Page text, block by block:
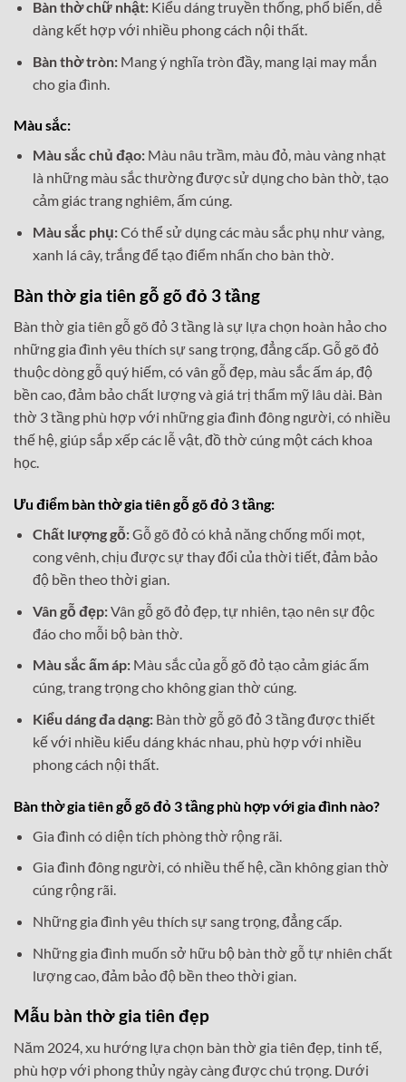
Bàn thờ chữ nhật:Kiểu dáng truyền thống, phổ biến, dễ
dàng kết hợp với nhiều phong cách nội thất.
Bàn thờ tròn:Mang ý nghĩa tròn đầy, mang lại may mắn
cho gia đình.
Màu sắc:
Màu sắc chủ đạo:Màu nâu trầm, màu đỏ, màu vàng nhạt
là những màu sắc thường được sử dụng cho bàn thờ, tạo
cảm giác trang nghiêm, ấm cúng.
Màu sắc phụ:Có thể sử dụng các màu sắc phụ như vàng,
xanh lá cây, trắng để tạo điểm nhấn cho bàn thờ.
Bàn thờ gia tiên gỗ gõ đỏ 3 tầng
Bàn thờ gia tiên gỗ gõ đỏ 3 tầng là sự lựa chọn hoàn hảo cho
những gia đình yêu thích sự sang trọng, đẳng cấp. Gỗ gõ đỏ
thuộc dòng gỗ quý hiếm, có vân gỗ đẹp, màu sắc ấm áp, độ
bền cao, đảm bảo chất lượng và giá trị thẩm mỹ lâu dài. Bàn
thờ 3 tầng phù hợp với những gia đình đông người, có nhiều
thế hệ, giúp sắp xếp các lễ vật, đồ thờ cúng một cách khoa
học.
Ưu điểm bàn thờ gia tiên gỗ gõ đỏ 3 tầng:
Chất lượng gỗ:Gỗ gõ đỏ có khả năng chống mối mọt,
cong vênh, chịu được sự thay đổi của thời tiết, đảm bảo
độ bền theo thời gian.
Vân gỗ đẹp:Vân gỗ gõ đỏ đẹp, tự nhiên, tạo nên sự độc
đáo cho mỗi bộ bàn thờ.
Màu sắc ấm áp:Màu sắc của gỗ gõ đỏ tạo cảm giác ấm
cúng, trang trọng cho không gian thờ cúng.
Kiểu dáng đa dạng:Bàn thờ gỗ gõ đỏ 3 tầng được thiết
kế với nhiều kiểu dáng khác nhau, phù hợp với nhiều
phong cách nội thất.
Bàn thờ gia tiên gỗ gõ đỏ 3 tầng phù hợp với gia đình nào?
Gia đình có diện tích phòng thờ rộng rãi.
Gia đình đông người, có nhiều thế hệ, cần không gian thờ
cúng rộng rãi.
Những gia đình yêu thích sự sang trọng, đẳng cấp.
Những gia đình muốn sở hữu bộ bàn thờ gỗ tự nhiên chất
lượng cao, đảm bảo độ bền theo thời gian.
Mẫu bàn thờ gia tiên đẹp
Năm 2024, xu hướng lựa chọn bàn thờ gia tiên đẹp, tinh tế,
phù hợp với phong thủy ngày càng được chú trọng. Dưới